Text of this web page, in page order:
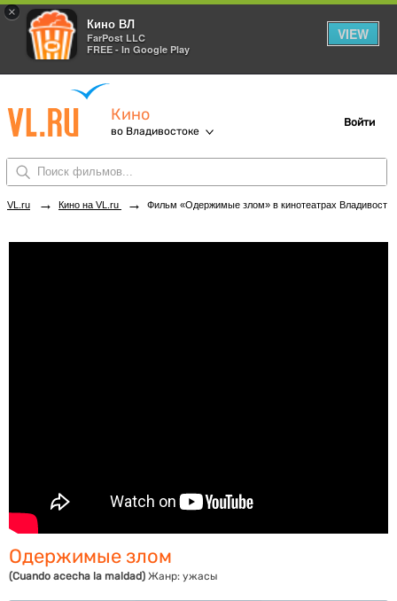
×
Кино ВЛ
FarPost LLC
FREE - In Google Play
VIEW
Кино
во Владивостоке
Войти
VL.ru → Кино на VL.ru → Фильм «Одержимые злом» в кинотеатрах Владивостока. Купить билеты!
Одержимые злом
(Cuando acecha la maldad) Жанр: ужасы